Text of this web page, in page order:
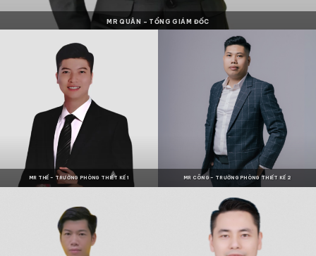
MR QUÂN – TỔNG GIÁM ĐỐC
MR THÂN – GIÁM ĐỐC CN HÀ TĨNH MR HẢI – KỸ SƯ